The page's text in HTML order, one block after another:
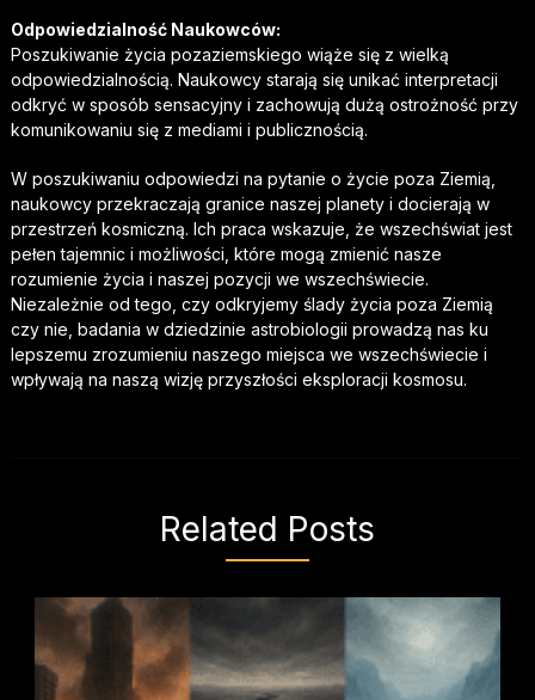
Odpowiedzialność Naukowców:
Poszukiwanie życia pozaziemskiego wiąże się z wielką
odpowiedzialnością. Naukowcy starają się unikać interpretacji
odkryć w sposób sensacyjny i zachowują dużą ostrożność przy
komunikowaniu się z mediami i publicznością.
W poszukiwaniu odpowiedzi na pytanie o życie poza Ziemią,
naukowcy przekraczają granice naszej planety i docierają w
przestrzeń kosmiczną. Ich praca wskazuje, że wszechświat jest
pełen tajemnic i możliwości, które mogą zmienić nasze
rozumienie życia i naszej pozycji we wszechświecie.
Niezależnie od tego, czy odkryjemy ślady życia poza Ziemią
czy nie, badania w dziedzinie astrobiologii prowadzą nas ku
lepszemu zrozumieniu naszego miejsca we wszechświecie i
wpływają na naszą wizję przyszłości eksploracji kosmosu.
Related Posts